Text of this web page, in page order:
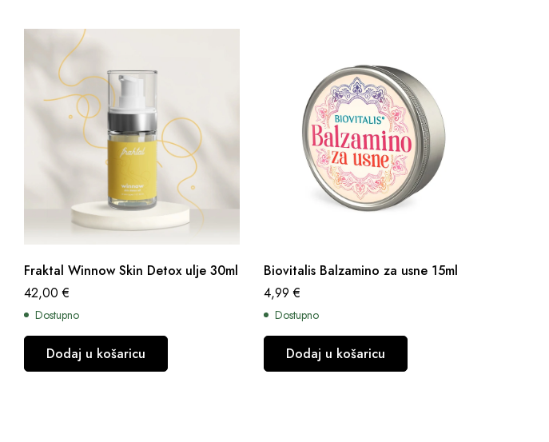
Fraktal Winnow Skin Detox ulje 30ml
42,00€
Dostupno
Dodaj u košaricu
Biovitalis Balzamino za usne 15ml
4,99€
Dostupno
Dodaj u košaricu